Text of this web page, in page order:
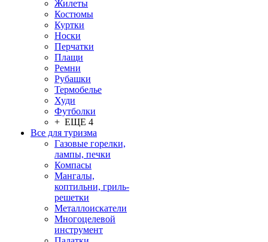
Жилеты
Костюмы
Куртки
Носки
Перчатки
Плащи
Ремни
Рубашки
Термобелье
Худи
Футболки
+ ЕЩЕ 4
Все для туризма
Газовые горелки,
лампы, печки
Компасы
Мангалы,
коптильни, гриль-
решетки
Металлоискатели
Многоцелевой
инструмент